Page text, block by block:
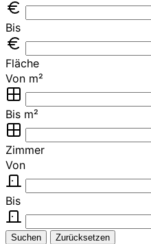
Bis
Fläche
Von m²
Bis m²
Zimmer
Von
Bis
Suchen Zurücksetzen